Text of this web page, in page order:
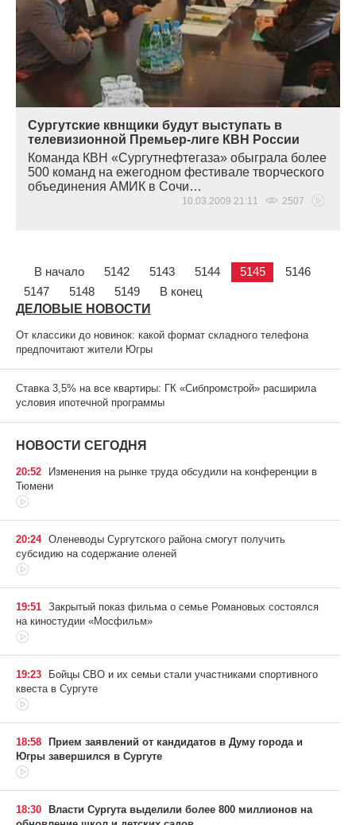
Сургутские квнщики будут выступать в
телевизионной Премьер-лиге КВН России
Команда КВН «Сургутнефтегаза» обыграла более
500 команд на ежегодном фестивале творческого
объединения АМИК в Сочи…
10.03.2009 21:11 2507
В начало 5142 5143 5144 5145
5146
5147
5148 5149 В конец
ДЕЛОВЫЕ НОВОСТИ
От классики до новинок: какой формат складного телефона
предпочитают жители Югры
Ставка 3,5% на все квартиры: ГК «Сибпромстрой» расширила
условия ипотечной программы
НОВОСТИ СЕГОДНЯ
20:52
Изменения на рынке труда обсудили на конференции в
Тюмени
20:24 Оленеводы Сургутского района смогут получить
субсидию на содержание оленей
19:51 Закрытый показ фильма о семье Романовых состоялся
на киностудии «Мосфильм»
19:23
Бойцы СВО и их семьи стали участниками спортивного
квеста в Сургуте
18:58 Прием заявлений от кандидатов в Думу города и
Югры завершился в Сургуте
18:30 Власти Сургута выделили более 800 миллионов на